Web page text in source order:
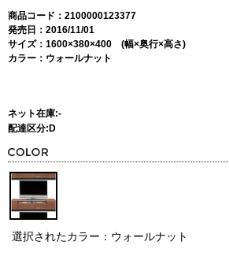
商品コード：2100000123377
発売日：2016/11/01
サイズ：1600×380×400 (幅×奥行×高さ)
カラー：ウォールナット
ネット在庫:-
配達区分:D
選択されたカラー：ウォールナット